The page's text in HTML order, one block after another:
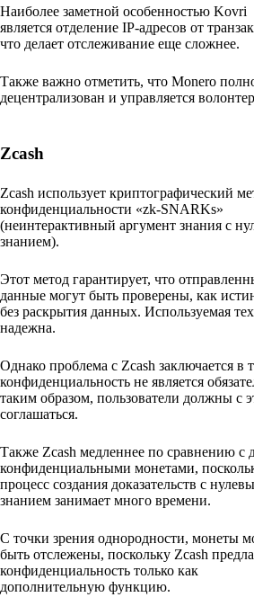
Наиболее заметной особенностью Kovri
является отделение IP-адресов от
что делает отслеживание еще сложнее.
Также важно отметить, что Monero
децентрализован и управляется
Zcash
Zcash использует криптографический
конфиденциальности «zk-SNARKs»
(неинтерактивный аргумент знания с
знанием).
Этот метод гарантирует, что
данные могут быть проверены, как
без раскрытия данных. Используемая
надежна.
Однако проблема с Zcash заключается в
конфиденциальность не является
таким образом, пользователи должны с
соглашаться.
Также Zcash медленнее по сравнению с
конфиденциальными монетами,
процесс создания доказательств с
знанием занимает много времени.
С точки зрения однородности, монеты
быть отслежены, поскольку Zcash
конфиденциальность только как
дополнительную функцию.